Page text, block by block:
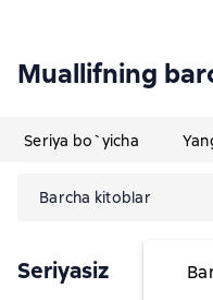
Muallifning
Seriya bo`yicha
Barcha kitoblar
Seriyasiz